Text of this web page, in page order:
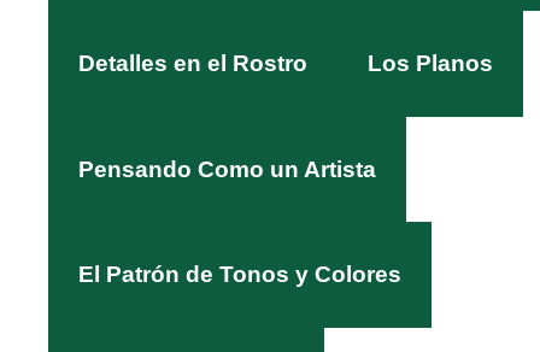
Detalles en el Rostro Los Planos
Pensando Como un Artista
El Patrón de Tonos y Colores